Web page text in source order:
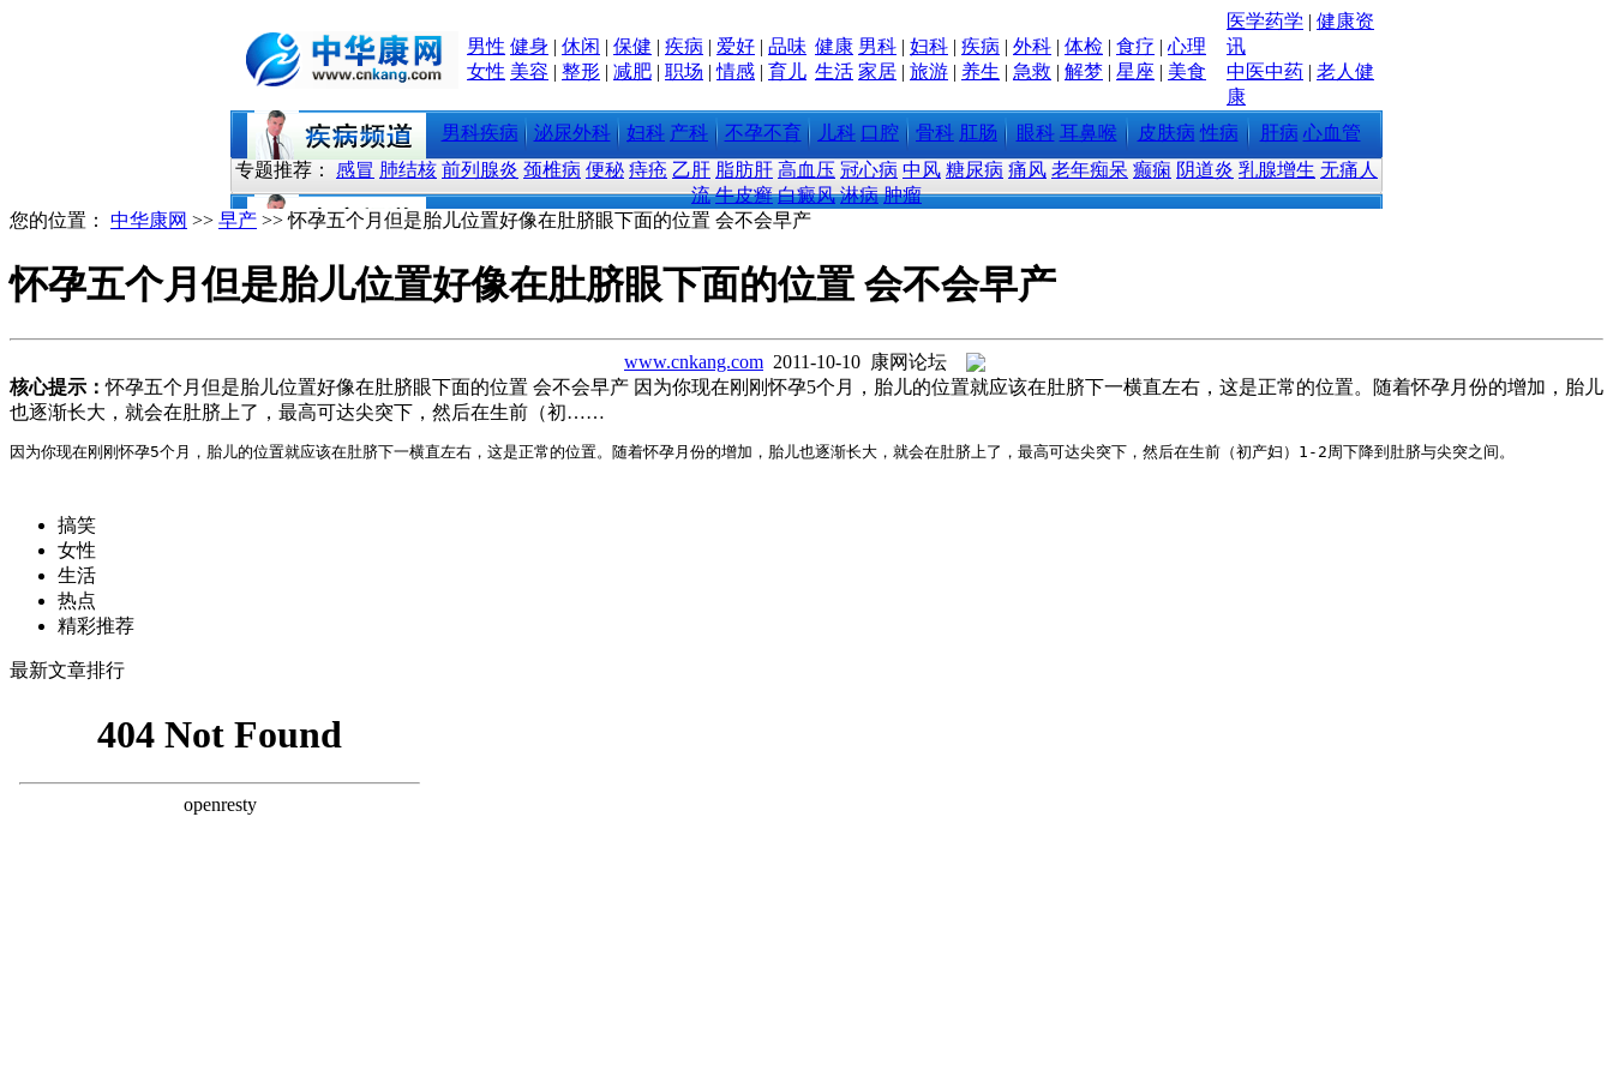
男性 健身 | 休闲 | 保健 | 疾病 | 爱好 | 品味
女性 美容 | 整形 | 减肥 | 职场 |情感 | 育儿
健康 男科 | 妇科 | 疾病 | 外科 | 体检 | 食疗 | 心理
生活 家居 | 旅游 | 养生 | 急救 | 解梦 | 星座 | 美食
医学药学 | 健康资
讯
中医中药 | 老人健
康
男科疾病
泌尿外科 妇科 产科 不孕不育 儿科 口腔 骨科 肛肠 眼科 耳鼻喉 皮肤病 性病 肝病 心血管
专题推荐： 感冒 肺结核 前列腺炎 颈椎病 便秘 痔疮 乙肝 脂肪肝 高血压 冠心病 中风 糖尿病 痛风 老年痴呆 癫痫 阴道炎 乳腺增生 无痛人
流 牛皮癣 白癜风 淋病 肿瘤
您的位置： 中华康网 >> 早产 >> 怀孕五个月但是胎儿位置好像在肚脐眼下面的位置 会不会早产
怀孕五个月但是胎儿位置好像在肚脐眼下面的位置 会不会早产
www.cnkang.com 2011-10-10 康网论坛
核心提示：怀孕五个月但是胎儿位置好像在肚脐眼下面的位置 会不会早产 因为你现在刚刚怀孕5个月，胎儿的位置就应该在肚脐下一横直左右，这是正常的位置。随着怀孕月份的增加，胎儿
也逐渐长大，就会在肚脐上了，最高可达尖突下，然后在生前（初……
因为你现在刚刚怀孕5个月，胎儿的位置就应该在肚脐下一横直左右，这是正常的位置。随着怀孕月份的增加，胎儿也逐渐长大，就会在肚脐上了，最高可达尖突下，然后在生前（初产妇）1-2周下降到肚脐与尖突之间。
搞笑
女性
生活
热点
精彩推荐
最新文章排行